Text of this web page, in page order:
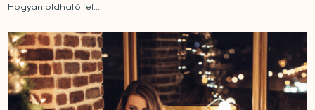
Hogyan oldható fel...